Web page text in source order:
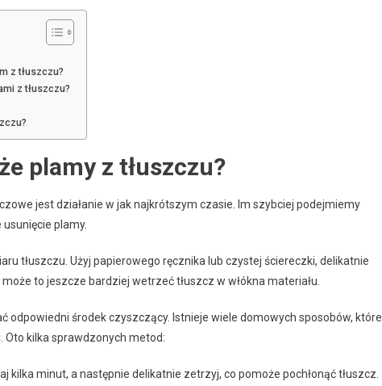
z tłuszczu?
z tłuszczu?
plamy z tłuszczu?
jest działanie w jak najkrótszym czasie. Im szybciej podejmiemy
plamy.
tłuszczu. Użyj papierowego ręcznika lub czystej ściereczki, delikatnie
to jeszcze bardziej wetrzeć tłuszcz w włókna materiału.
odpowiedni środek czyszczący. Istnieje wiele domowych sposobów, które
kilka sprawdzonych metod:
kilka minut, a następnie delikatnie zetrzyj, co pomoże pochłonąć tłuszcz.